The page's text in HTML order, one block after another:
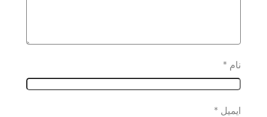
نام *
ایمیل *